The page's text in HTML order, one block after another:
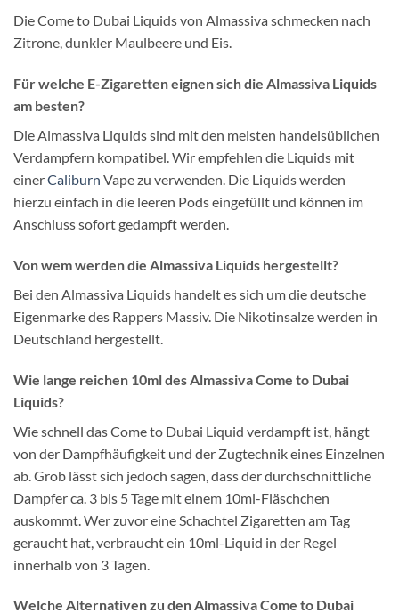
Die Come to Dubai Liquids von Almassiva schmecken nach
Zitrone, dunkler Maulbeere und Eis.
Für welche E-Zigaretten eignen sich die Almassiva Liquids
am besten?
Die Almassiva Liquids sind mit den meisten handelsüblichen
Verdampfern kompatibel. Wir empfehlen die Liquids mit
einerCaliburn Vape zu verwenden. Die Liquids werden
hierzu einfach in die leeren Pods eingefüllt und können im
Anschluss sofort gedampft werden.
Von wem werden die Almassiva Liquids hergestellt?
Bei den Almassiva Liquids handelt es sich um die deutsche
Eigenmarke des Rappers Massiv. Die Nikotinsalze werden in
Deutschland hergestellt.
Wie lange reichen 10ml des Almassiva Come to Dubai
Liquids?
Wie schnell das Come to Dubai Liquid verdampft ist, hängt
von der Dampfhäufigkeit und der Zugtechnik eines Einzelnen
ab. Grob lässt sich jedoch sagen, dass der durchschnittliche
Dampfer ca. 3 bis 5 Tage mit einem 10ml-Fläschchen
auskommt. Wer zuvor eine Schachtel Zigaretten am Tag
geraucht hat, verbraucht ein 10ml-Liquid in der Regel
innerhalb von 3 Tagen.
Welche Alternativen zu den Almassiva Come to Dubai